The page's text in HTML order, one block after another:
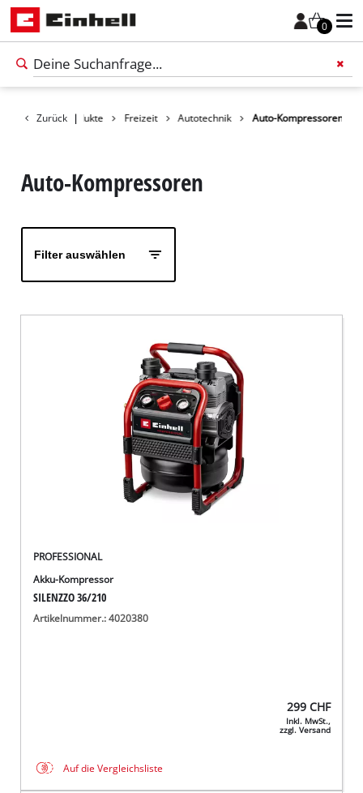
0
Zurück |
Produkte Freizeit Autotechnik Auto-Kompressoren
Auto-Kompressoren
Filter auswählen
PROFESSIONAL
Akku-Kompressor
SILENZZO 36/210
Artikelnummer.: 4020380
299 CHF
Inkl. MwSt.,
zzgl. Versand
Auf die Vergleichsliste